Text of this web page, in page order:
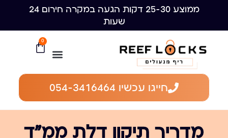
ממוצע 25-30 דקות הגעה במקרה חירום 24
שעות
0
חייגו עכשיו 054-3416464
מדריך תיקון דלת ממ״ד